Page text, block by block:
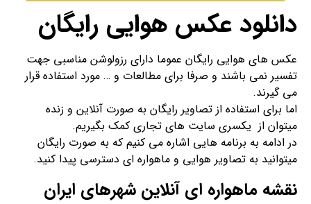
دانلود عکس هوایی رایگان
عکس های هوایی رایگان عموما دارای رزولوشن مناسبی جهت
تفسیر نمی باشند و صرفا برای مطالعات و … مورد استفاده قرار
می گیرند.
اما برای استفاده از تصاویر رایگان به صورت آنلاین و زنده
میتوان از یکسری سایت های تجاری کمک بگیریم.
در ادامه به برنامه هایی اشاره می کنیم که به صورت رایگان
میتوانید به تصاویر هوایی و ماهواره ای دسترسی پیدا کنید.
نقشه ماهواره ای آنلاین شهرهای ایران